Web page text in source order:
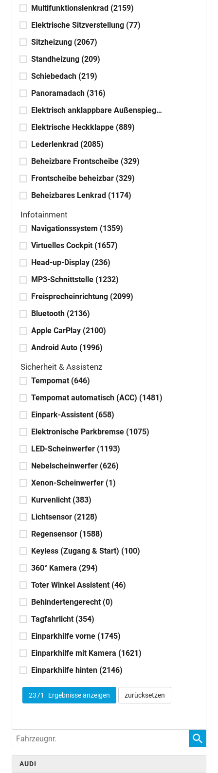
Multifunktionslenkrad (2159)
Elektrische Sitzverstellung (77)
Sitzheizung (2067)
Standheizung (209)
Schiebedach (219)
Panoramadach (316)
Elektrisch anklappbare Außenspiegel
Elektrische Heckklappe (889)
Lederlenkrad (2085)
Beheizbare Frontscheibe (329)
Frontscheibe beheizbar (329)
Beheizbares Lenkrad (1174)
Infotainment
Navigationssystem (1359)
Virtuelles Cockpit (1657)
Head-up-Display (236)
MP3-Schnittstelle (1232)
Freisprecheinrichtung (2099)
Bluetooth (2136)
Apple CarPlay (2100)
Android Auto (1996)
Sicherheit & Assistenz
Tempomat (646)
Tempomat automatisch (ACC) (1481)
Einpark-Assistent (658)
Elektronische Parkbremse (1075)
LED-Scheinwerfer (1193)
Nebelscheinwerfer (626)
Xenon-Scheinwerfer (1)
Kurvenlicht (383)
Lichtsensor (2128)
Regensensor (1588)
Keyless (Zugang & Start) (100)
360° Kamera (294)
Toter Winkel Assistent (46)
Behindertengerecht (0)
Tagfahrlicht (354)
Einparkhilfe vorne (1745)
Einparkhilfe mit Kamera (1621)
Einparkhilfe hinten (2146)
2371 Ergebnisse anzeigen zurücksetzen
Fahrzeugnr.
AUDI